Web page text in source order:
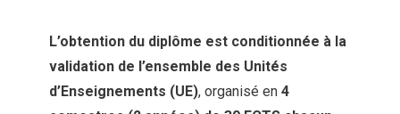
L’obtention du diplôme est conditionnée à la
validation de l’ensemble des Unités
d’Enseignements (UE), organisé en 4